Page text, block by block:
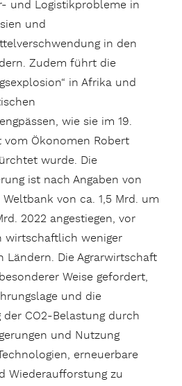
und Logistikprobleme in
und
in den
Zudem führt die
in Afrika und
wie sie im 19.
Ökonomen Robert
wurde. Die
ist nach Angaben von
von ca. 1,5 Mrd. um
2022 angestiegen, vor
wirtschaftlich weniger
Ländern. Die Agrarwirtschaft
Weise gefordert,
und die
der CO2-Belastung durch
und Nutzung
erneuerbare
Wiederaufforstung zu